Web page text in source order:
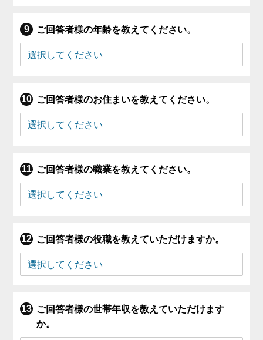
ご回答者様の年齢を教えてください。
ご回答者様のお住まいを教えてください。
ご回答者様の職業を教えてください。
ご回答者様の役職を教えていただけますか。
ご回答者様の世帯年収を教えていただけます
か。